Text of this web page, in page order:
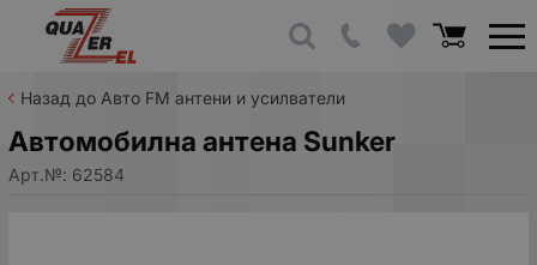
Назад до Авто FM антени и усилватели
Автомобилна антена Sunker
Арт.№: 62584